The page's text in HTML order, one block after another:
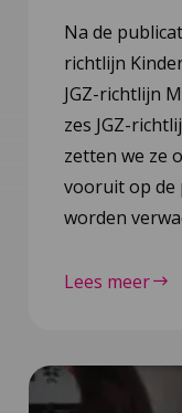
Na de
richtlijn
JGZ-richtlijn
zes JGZ-
zetten we ze
vooruit op de
worden
Lees meer